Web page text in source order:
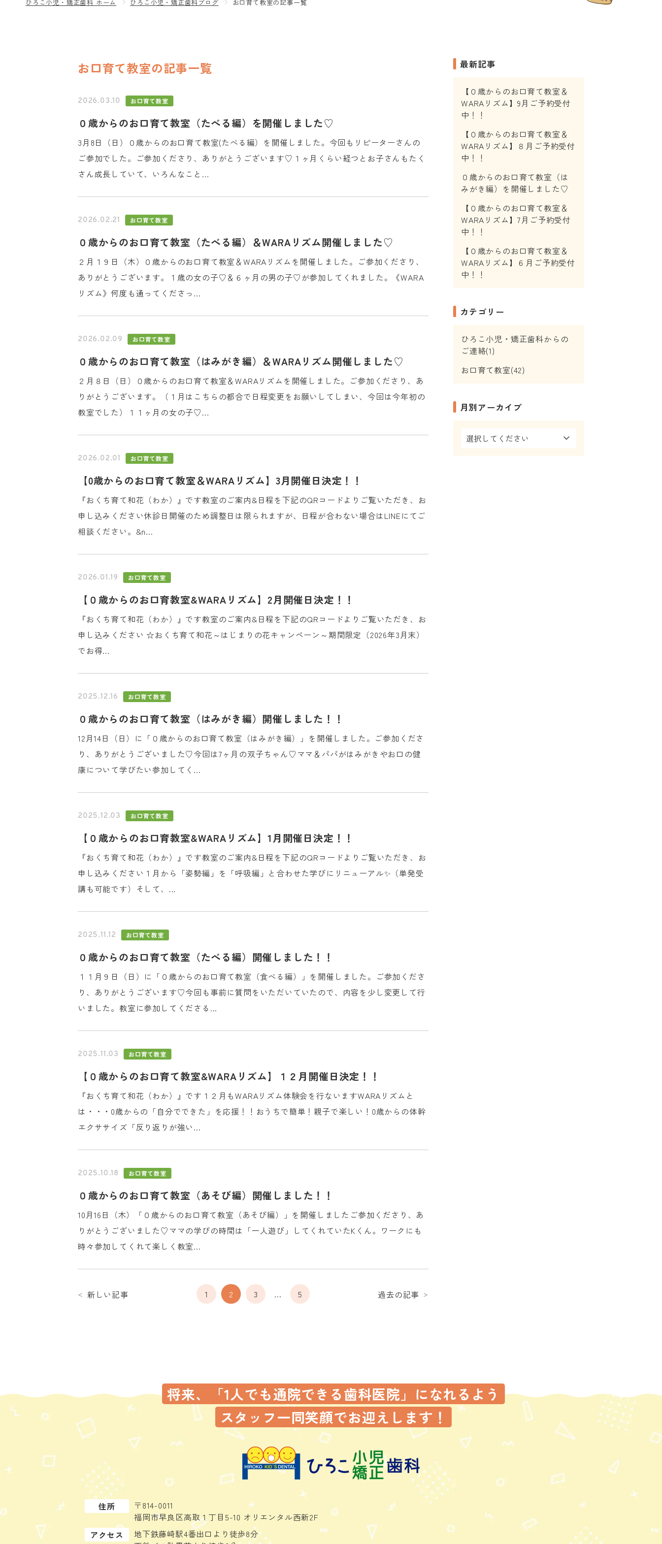
コンセプト
スタッフ紹介
医院案内
ひろこ小児・矯正歯科ブログ
プライバシーポリシー
子どもと進める歯科治療
マイナス1歳からの
マタニティ歯科
お電話でのご予約・ご相談
092-833-8688
ひろこ小児・矯正歯科 ホーム ひろこ小児・矯正歯科ブログ お口育て教室の記事一覧
お口育て教室の記事一覧
2026.03.10 お口育て教室
０歳からのお口育て教室（たべる編）を開催しました♡
3月8日（日）０歳からのお口育て教室(たべる編）を開催しました。今回もリピーターさんの
ご参加でした。ご参加くださり、ありがとうございます♡１ヶ月くらい経つとお子さんもたく
さん成長していて、いろんなこと...
2026.02.21 お口育て教室
０歳からのお口育て教室（たべる編）＆WARAリズム開催しました♡
２月１９日（木）０歳からのお口育て教室＆WARAリズムを開催しました。ご参加くださり、
ありがとうございます。１歳の女の子♡＆６ヶ月の男の子♡が参加してくれました。《WARA
リズム》何度も通ってくださっ...
2026.02.09 お口育て教室
０歳からのお口育て教室（はみがき編）＆WARAリズム開催しました♡
２月８日（日）０歳からのお口育て教室＆WARAリズムを開催しました。ご参加くださり、あ
りがとうございます。（１月はこちらの都合で日程変更をお願いしてしまい、今回は今年初の
教室でした）１１ヶ月の女の子♡...
2026.02.01 お口育て教室
【0歳からのお口育て教室＆WARAリズム】3月開催日決定！！
『おくち育て和花（わか）』です教室のご案内&日程を下記のQRコードよりご覧いただき、お
申し込みください休診日開催のため調整日は限られますが、日程が合わない場合はLINEにてご
相談ください。&n...
2026.01.19 お口育て教室
【０歳からのお口育教室&WARAリズム】2月開催日決定！！
『おくち育て和花（わか）』です教室のご案内&日程を下記のQRコードよりご覧いただき、お
申し込みください ☆おくち育て和花～はじまりの花キャンペーン～期間限定（2026年3月末）
でお得...
2025.12.16 お口育て教室
０歳からのお口育て教室（はみがき編）開催しました！！
12月14日（日）に「０歳からのお口育て教室（はみがき編）」を開催しました。ご参加くださ
り、ありがとうございました♡今回は7ヶ月の双子ちゃん♡ママ＆パパがはみがきやお口の健
康について学びたい参加してく...
2025.12.03 お口育て教室
【０歳からのお口育教室&WARAリズム】1月開催日決定！！
『おくち育て和花（わか）』です教室のご案内&日程を下記のQRコードよりご覧いただき、お
申し込みください１月から「姿勢編」を「呼吸編」と合わせた学びにリニューアル✨（単発受
講も可能です）そして、...
2025.11.12 お口育て教室
０歳からのお口育て教室（たべる編）開催しました！！
１１月９日（日）に「０歳からのお口育て教室（食べる編）」を開催しました。ご参加くださ
り、ありがとうございます♡今回も事前に質問をいただいていたので、内容を少し変更して行
いました。教室に参加してくださる...
2025.11.03 お口育て教室
【０歳からのお口育て教室&WARAリズム】１２月開催日決定！！
『おくち育て和花（わか）』です１２月もWARAリズム体験会を行ないますWARAリズムと
は・・・0歳からの「自分でできた」を応援！！おうちで簡単！親子で楽しい！0歳からの体幹
エクササイズ「反り返りが強い...
2025.10.18 お口育て教室
０歳からのお口育て教室（あそび編）開催しました！！
10月16日（木）「０歳からのお口育て教室（あそび編）」を開催しましたご参加くださり、あ
りがとうございました♡ママの学びの時間は「一人遊び」してくれていたKくん。ワークにも
時々参加してくれて楽しく教室...
＜ 新しい記事 1 2 3 … 5 過去の記事 ＞
最新記事
【０歳からのお口育て教室＆
WARAリズム】9月ご予約受付
中！！
【０歳からのお口育て教室＆
WARAリズム】８月ご予約受付
中！！
０歳からのお口育て教室（は
みがき編）を開催しました♡
【０歳からのお口育て教室＆
WARAリズム】7月ご予約受付
中！！
【０歳からのお口育て教室＆
WARAリズム】６月ご予約受付
中！！
カテゴリー
ひろこ小児・矯正歯科からの
ご連絡(1)
お口育て教室(42)
月別アーカイブ
将来、 「1人でも通院できる歯科医院」になれるよう
スタッフ一同笑顔でお迎えします！
住所
〒814-0011
福岡市早良区高取１丁目5-10 オリエンタル西新2F
アクセス
地下鉄藤崎駅4番出口より徒歩8分